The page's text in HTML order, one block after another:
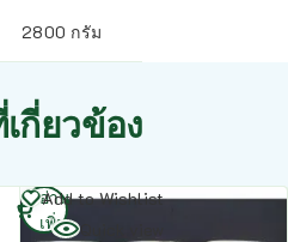
2800 กรัม
กี่ยวข้อง
Add to Wishlist
อ่าน
เพิ่ม